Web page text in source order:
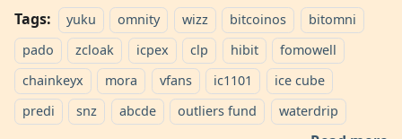
Tags: yuku omnity wizz bitcoinos
bitomni
pado
zcloak icpex clp hibit
fomowell
chainkeyx
mora vfans ic1101
ice cube
predi
snz abcde outliers fund waterdrip